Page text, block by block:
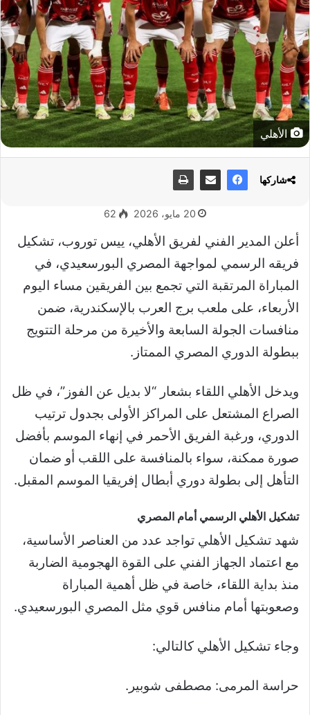
الأهلي
20 مايو، 2026 62
أعلن المدير الفني لفريق الأهلي، ييس توروب، تشكيل
فريقه الرسمي لمواجهة المصري البورسعيدي، في
المباراة المرتقبة التي تجمع بين الفريقين مساء اليوم
الأربعاء، على ملعب برج العرب بالإسكندرية، ضمن
منافسات الجولة السابعة والأخيرة من مرحلة التتويج
ببطولة الدوري المصري الممتاز.
ويدخل الأهلي اللقاء بشعار “لا بديل عن الفوز”، في ظل
الصراع المشتعل على المراكز الأولى بجدول ترتيب
الدوري، ورغبة الفريق الأحمر في إنهاء الموسم بأفضل
صورة ممكنة، سواء بالمنافسة على اللقب أو ضمان
التأهل إلى بطولة دوري أبطال إفريقيا الموسم المقبل.
تشكيل الأهلي الرسمي أمام المصري
شهد تشكيل الأهلي تواجد عدد من العناصر الأساسية،
مع اعتماد الجهاز الفني على القوة الهجومية الضاربة
منذ بداية اللقاء، خاصة في ظل أهمية المباراة
وصعوبتها أمام منافس قوي مثل المصري البورسعيدي.
وجاء تشكيل الأهلي كالتالي:
حراسة المرمى: مصطفى شوبير.
شاركها